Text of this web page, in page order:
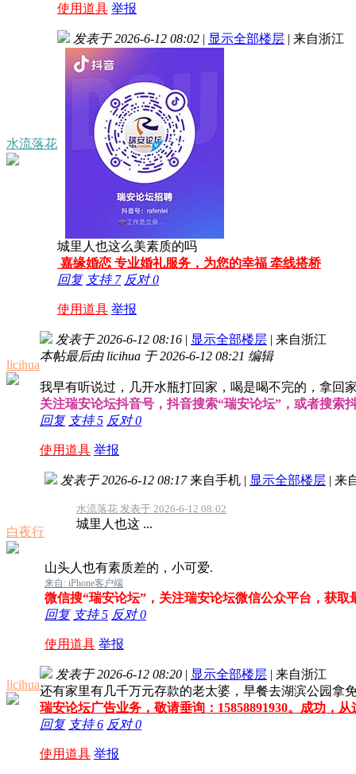
使用道具 举报
水流落花
发表于 2026-6-12 08:02 | 显示全部楼层 | 来自浙江
城里人也这么美素质的吗
嘉缘婚恋 专业婚礼服务，为您的幸福 牵线搭桥
回复 支持7 反对0
使用道具 举报
licihua
发表于 2026-6-12 08:16 | 显示全部楼层 | 来自浙江
本帖最后由 licihua 于 2026-6-12 08:21 编辑
我早有听说过，几开水瓶打回家，喝是喝不完的，拿回
关注瑞安论坛抖音号，抖音搜索“瑞安论坛”，或者搜索
回复 支持5 反对0
使用道具 举报
白夜行
发表于 2026-6-12 08:17 来自手机 | 显示全部楼层 | 来
水流落花 发表于 2026-6-12 08:02
城里人也这 ...
山头人也有素质差的，小可爱.
来自: iPhone客户端
微信搜“瑞安论坛”，关注瑞安论坛微信公众平台，获取
回复 支持5 反对0
使用道具 举报
licihua
发表于 2026-6-12 08:20 | 显示全部楼层 | 来自浙江
还有家里有几千万元存款的老太婆，早餐去湖滨公园拿
瑞安论坛广告业务，敬请垂询：15858891930。成功，从
回复 支持6 反对0
使用道具 举报